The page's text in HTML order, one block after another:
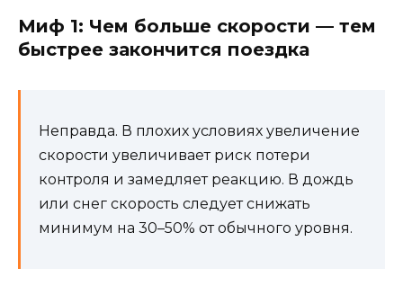
Миф 1: Чем больше скорости — тем
быстрее закончится поездка
Неправда. В плохих условиях увеличение
скорости увеличивает риск потери
контроля и замедляет реакцию. В дождь
или снег скорость следует снижать
минимум на 30–50% от обычного уровня.